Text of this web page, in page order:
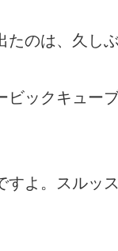
たのは、久し
ビックキューブ
すよ。スルッス